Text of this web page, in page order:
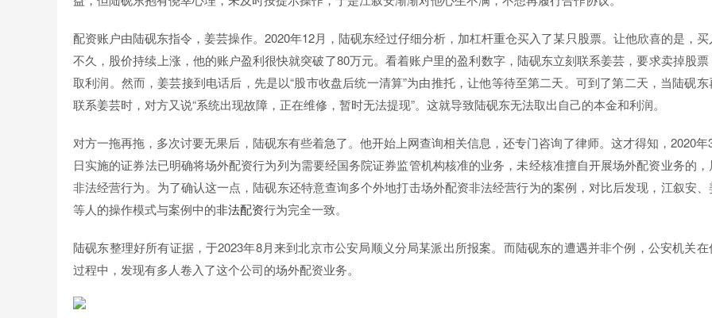
配资账户由陆砚东指令，姜芸操作。2020年12月，陆砚东经过仔细分析，加杠杆重仓买入了某只股票。让他欣喜的是，买
不久，股价持续上涨，他的账户盈利很快就突破了80万元。看着账户里的盈利数字，陆砚东立刻联系姜芸，要求卖掉股票
取利润。然而，姜芸接到电话后，先是以“股市收盘后统一清算”为由推托，让他等待至第二天。可到了第二天，当陆砚东
联系姜芸时，对方又说“系统出现故障，正在维修，暂时无法提现”。这就导致陆砚东无法取出自己的本金和利润。
对方一拖再拖，多次讨要无果后，陆砚东有些着急了。他开始上网查询相关信息，还专门咨询了律师。这才得知，2020年
日实施的证券法已明确将场外配资行为列为需要经国务院证券监管机构核准的业务，未经核准擅自开展场外配资业务的，
非法经营行为。为了确认这一点，陆砚东还特意查询多个外地打击场外配资非法经营行为的案例，对比后发现，江叙安、
等人的操作模式与案例中的非法配资行为完全一致。
陆砚东整理好所有证据，于2023年8月来到北京市公安局顺义分局某派出所报案。而陆砚东的遭遇并非个例，公安机关在
过程中，发现有多人卷入了这个公司的场外配资业务。